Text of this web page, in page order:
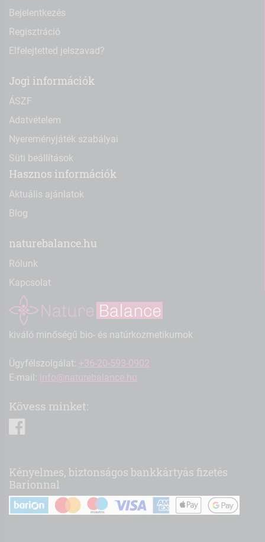
Bejelentkezés
Regisztráció
Elfelejtetted jelszavad?
Jogi információk
ÁSZF
Adatvételem
Nyereményjáték szabályai
Süti beállítások
Hasznos információk
Aktuális ajánlatok
Blog
naturebalance.hu
Rólunk
Kapcsolat
kiváló minőségű bio- és natúrkozmetikumok
Ügyfélszolgálat: +36-20-593-0902
E-mail: info@naturebalance.hu
Kövess minket:
Kényelmes, biztonságos bankkártyás fizetés
Barionnal